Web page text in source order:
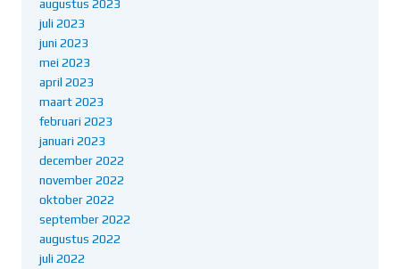
augustus 2023
juli 2023
juni 2023
mei 2023
april 2023
maart 2023
februari 2023
januari 2023
december 2022
november 2022
oktober 2022
september 2022
augustus 2022
juli 2022